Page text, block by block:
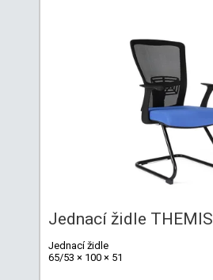
Jednací židle
Jednací židle
65/53 × 100 × 51